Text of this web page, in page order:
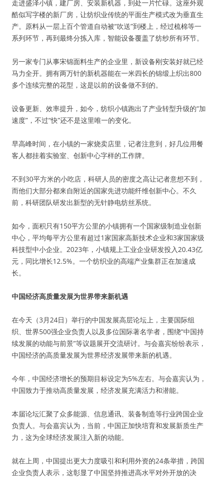
走进盛泽小镇，建厂房、安装新机器，到处一片忙碌。这座外观
酷似写字楼的新厂房，让纺织业传统的平面生产模式改为垂直生
产。原料从一层上百个管道自动被“吹送”到楼上，经过梳棉等一
系列环节，再到最终分拣入库，智能设备覆盖了纺纱所有环节。
另一家专门从事宋锦面料生产的企业里，新设备刚安装好就已经
马力全开。拥有两万针的新机器能在一米四长的锦缎上织出800
多个连续完整的花型，这是以前的设备做不到的。
设备更新、效率提升，如今，纺织小镇跑出了产业转型升级的“加
速度”，不过“快”还不是这里唯一的变化。
早高峰时间，在小镇的一家烧卖店里，记者注意到，好几位用餐
客人都挂着实验室、创新中心字样的工作牌。
不到30平方米的小吃店，科研人员的密度之高让记者意想不到，
而他们大部分都来自附近的国家先进功能纤维创新中心。不久
前，科研团队研发出新型的无针静电纺丝系统。
如今，面积只有150平方公里的小镇拥有一个国家级制造业创新
中心，平均每平方公里有超过1家国家高新技术企业和3家国家级
科技型中小企业。2023年，小镇规上工业企业研发投入20.43亿
元，同比增长12.5%。一个纺织业的高端产业集群正在加速成
长。
中国经济高质量发展为世界带来新机遇
在今天（3月24日）举行的中国发展高层论坛上，主要国际组
织、世界500强企业负责人以及多位国际著名学者，围绕“中国持
续发展的动能与前景”等议题展开交流研讨。与会嘉宾纷纷表示，
中国经济的高质量发展为世界经济发展带来新的机遇。
今年，中国经济增长的预期目标设定为5%左右。与会嘉宾认为，
中国致力于推动高质量发展，经济发展充满活力和潜能。
本届论坛汇聚了众多能源、信息通讯、装备制造等行业跨国企业
负责人。与会嘉宾认为，当前，中国正加快培育和发展新质生产
力，这为全球经济发展注入新的动能。
就在上周，中国提出更大力度吸引和利用外资的24条举措，跨国
企业负责人表示，这彰显了中国坚持推进高水平对外开放的决